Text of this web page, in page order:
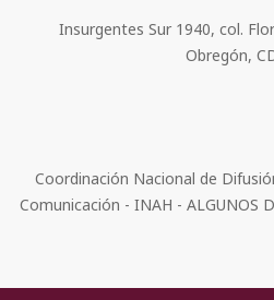
Insurgentes Sur 1940, col.
Obregón,
Coordinación Nacional de
Comunicación - INAH - ALGUNOS